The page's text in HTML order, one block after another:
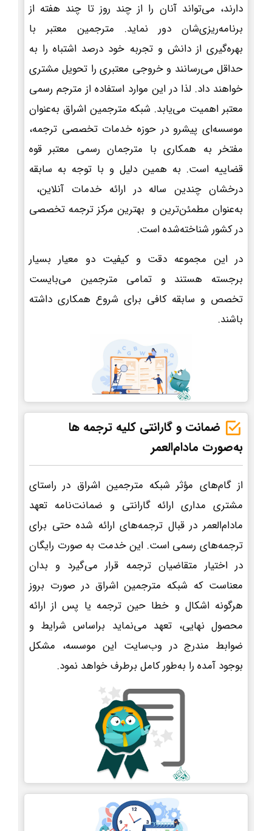
دارند، می‌تواند آنان را از چند روز تا چند هفته از
برنامه‌ریزی‌شان دور نماید. مترجمین معتبر با
بهره‌گیری از دانش و تجربه خود درصد اشتباه را به
حداقل می‌رسانند و خروجی معتبری را تحویل مشتری
خواهند داد. لذا در این موارد استفاده از مترجم رسمی
معتبر اهمیت می‌یابد. شبکه مترجمین اشراق به‌عنوان
موسسه‌ای پیشرو در حوزه خدمات تخصصی ترجمه،
مفتخر به همکاری با مترجمان رسمی معتبر قوه
قضاییه است. به همین دلیل و با توجه به سابقه
درخشان چندین ساله در ارائه خدمات آنلاین،
به‌عنوان مطمئن‌ترین و بهترین مرکز ترجمه تخصصی
در کشور شناخته‌شده است.
در این مجموعه دقت و کیفیت دو معیار بسیار
برجسته هستند و تمامی مترجمین می‌بایست
تخصص و سابقه کافی برای شروع همکاری داشته
باشند.
ضمانت و گارانتی کلیه ترجمه ها
به‌صورت مادام‌العمر
از گام‌های مؤثر شبکه مترجمین اشراق در راستای
مشتری مداری ارائه گارانتی و ضمانت‌نامه تعهد
مادام‌العمر در قبال ترجمه‌های ارائه شده حتی برای
ترجمه‌های رسمی است. این خدمت به صورت رایگان
در اختیار متقاضیان ترجمه قرار می‌گیرد و بدان
معناست که شبکه مترجمین اشراق در صورت بروز
هرگونه اشکال و خطا حین ترجمه یا پس از ارائه
محصول نهایی، تعهد می‌نماید براساس شرایط و
ضوابط مندرج در وب‌سایت این موسسه، مشکل
بوجود آمده را به‌طور کامل برطرف خواهد نمود.